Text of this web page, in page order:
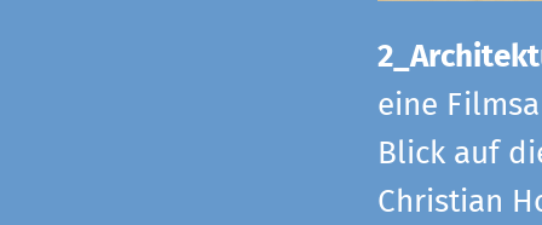
eine
Blick auf
Christian